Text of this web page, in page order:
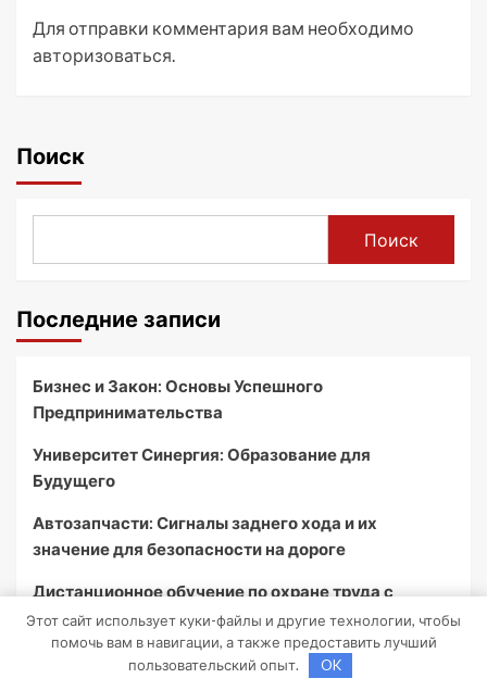
Для отправки комментария вам необходимо
авторизоваться.
Поиск
Поиск
Последние записи
Бизнес и Закон: Основы Успешного
Предпринимательства
Университет Синергия: Образование для
Будущего
Автозапчасти: Сигналы заднего хода и их
значение для безопасности на дороге
Дистанционное обучение по охране труда с
тренажёрами онлайн
Грузоперевозки из Барнаула в Москву и обратно
Этот сайт использует куки-файлы и другие технологии, чтобы
помочь вам в навигации, а также предоставить лучший
пользовательский опыт.
OK